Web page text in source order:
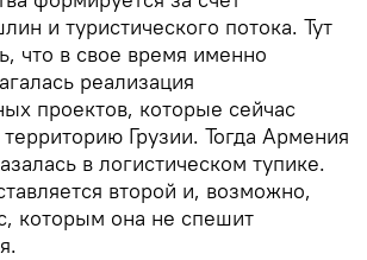
и туристического потока. Тут
что в свое время именно
реализация
проектов, которые сейчас
Грузии. Тогда Армения
в логистическом тупике.
второй и, возможно,
которым она не спешит